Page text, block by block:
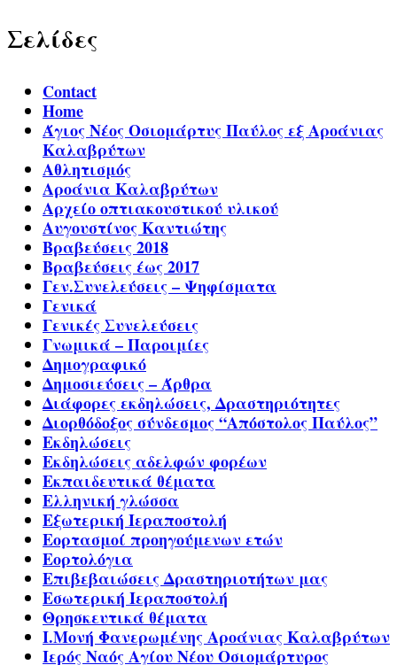
Σελίδες
Contact
Home
Άγιος Νέος Οσιομάρτυς Παύλος εξ Αροάνιας
Καλαβρύτων
Αθλητισμός
Αροάνια Καλαβρύτων
Αρχείο οπτιακουστικού υλικού
Αυγουστίνος Καντιώτης
Βραβεύσεις 2018
Βραβεύσεις έως 2017
Γεν.Συνελεύσεις – Ψηφίσματα
Γενικά
Γενικές Συνελεύσεις
Γνωμικά – Παροιμίες
Δημογραφικό
Δημοσιεύσεις – Άρθρα
Διάφορες εκδηλώσεις, Δραστηριότητες
Διορθόδοξος σύνδεσμος “Απόστολος Παύλος”
Εκδηλώσεις
Εκδηλώσεις αδελφών φορέων
Εκπαιδευτικά θέματα
Ελληνική γλώσσα
Εξωτερική Ιεραποστολή
Εορτασμοί προηγούμενων ετών
Εορτολόγια
Επιβεβαιώσεις Δραστηριοτήτων μας
Εσωτερική Ιεραποστολή
Θρησκευτικά θέματα
Ι.Μονή Φανερωμένης Αροάνιας Καλαβρύτων
Ιερός Ναός Αγίου Νέου Οσιομάρτυρος